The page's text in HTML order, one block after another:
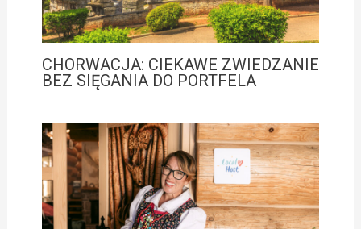
CHORWACJA: CIEKAWE ZWIEDZANIE
BEZ SIĘGANIA DO PORTFELA